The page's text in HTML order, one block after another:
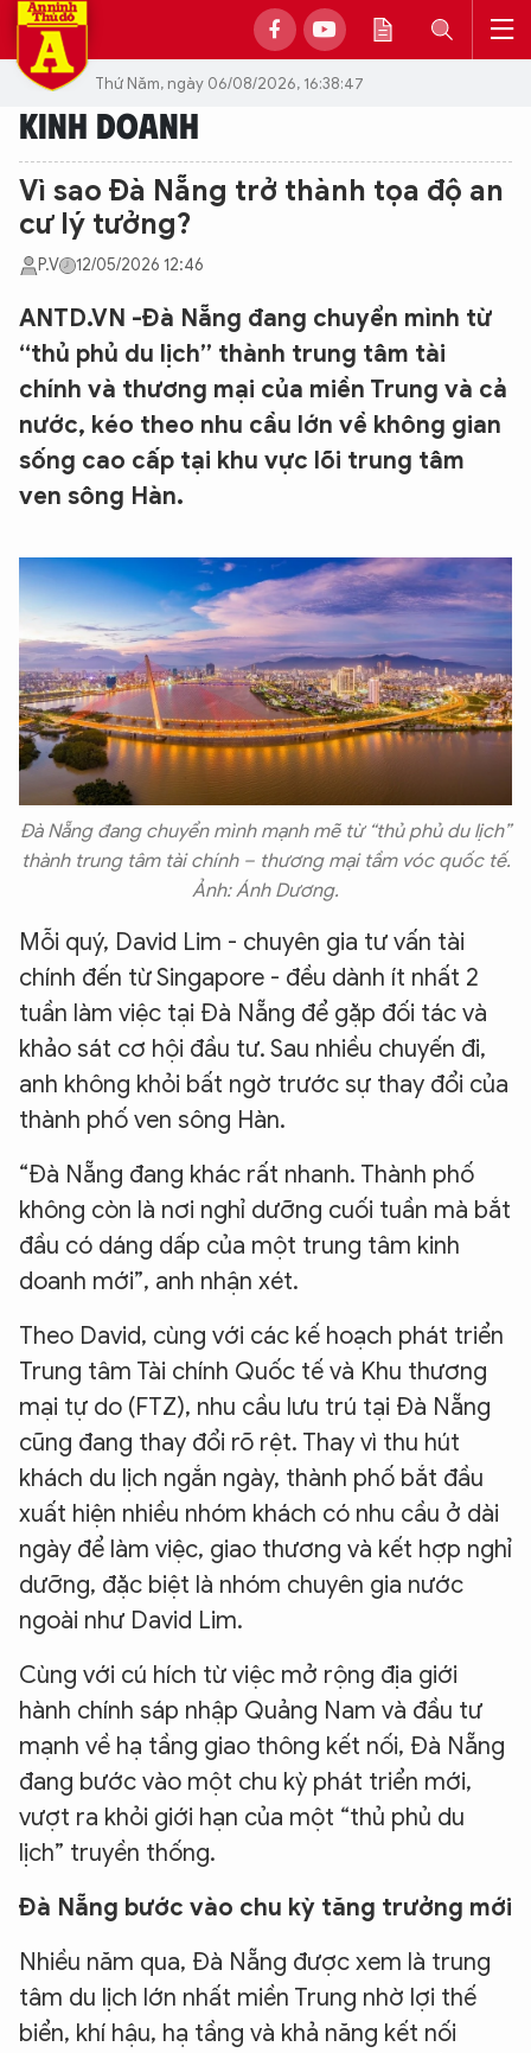
Thứ Năm, ngày 06/08/2026, 16:38:47
KINH DOANH
Vì sao Đà Nẵng trở thành tọa độ an
cư lý tưởng?
P.V 12/05/2026 12:46
ANTD.VN -Đà Nẵng đang chuyển mình từ
“thủ phủ du lịch” thành trung tâm tài
chính và thương mại của miền Trung và cả
nước, kéo theo nhu cầu lớn về không gian
sống cao cấp tại khu vực lõi trung tâm
ven sông Hàn.
Đà Nẵng đang chuyển mình mạnh mẽ từ “thủ phủ du lịch”
thành trung tâm tài chính – thương mại tầm vóc quốc tế.
Ảnh: Ánh Dương.
Mỗi quý, David Lim - chuyên gia tư vấn tài
chính đến từ Singapore - đều dành ít nhất 2
tuần làm việc tại Đà Nẵng để gặp đối tác và
khảo sát cơ hội đầu tư. Sau nhiều chuyến đi,
anh không khỏi bất ngờ trước sự thay đổi của
thành phố ven sông Hàn.
“Đà Nẵng đang khác rất nhanh. Thành phố
không còn là nơi nghỉ dưỡng cuối tuần mà bắt
đầu có dáng dấp của một trung tâm kinh
doanh mới”, anh nhận xét.
Theo David, cùng với các kế hoạch phát triển
Trung tâm Tài chính Quốc tế và Khu thương
mại tự do (FTZ), nhu cầu lưu trú tại Đà Nẵng
cũng đang thay đổi rõ rệt. Thay vì thu hút
khách du lịch ngắn ngày, thành phố bắt đầu
xuất hiện nhiều nhóm khách có nhu cầu ở dài
ngày để làm việc, giao thương và kết hợp nghỉ
dưỡng, đặc biệt là nhóm chuyên gia nước
ngoài như David Lim.
Cùng với cú hích từ việc mở rộng địa giới
hành chính sáp nhập Quảng Nam và đầu tư
mạnh về hạ tầng giao thông kết nối, Đà Nẵng
đang bước vào một chu kỳ phát triển mới,
vượt ra khỏi giới hạn của một “thủ phủ du
lịch” truyền thống.
Đà Nẵng bước vào chu kỳ tăng trưởng mới
Nhiều năm qua, Đà Nẵng được xem là trung
tâm du lịch lớn nhất miền Trung nhờ lợi thế
biển, khí hậu, hạ tầng và khả năng kết nối